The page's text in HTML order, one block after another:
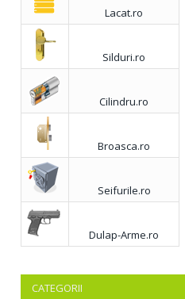
Lacat.ro
Silduri.ro
Cilindru.ro
Broasca.ro
Seifurile.ro
Dulap-Arme.ro
CATEGORII